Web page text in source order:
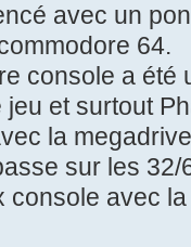
avec un
64.
console a été
jeu et surtout
la
sur les
console avec